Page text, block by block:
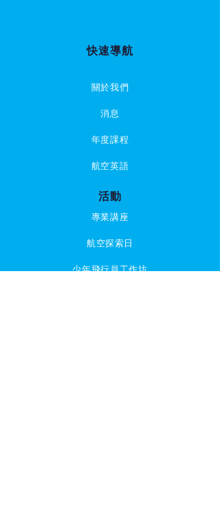
快速導航
關於我們
消息
年度課程
航空英語
活動
專業講座
航空探索日
少年飛行員工作坊